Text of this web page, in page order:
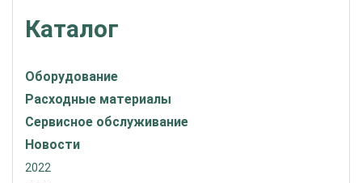
Каталог
Оборудование
Расходные материалы
Сервисное обслуживание
Новости
2022